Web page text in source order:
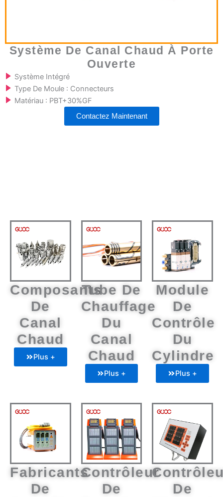
Système De Canal Chaud À Porte
Ouverte
Système Intégré
Type De Moule : Connecteurs
Matériau : PBT+30%GF
Contactez Maintenant
Composants
De
Canal
Chaud
Plus +
Tube De
Chauffage
Du
Canal
Chaud
Plus +
Module
De
Contrôle
Du
Cylindre
Plus +
Fabricants
De
Contrôleur
De
De